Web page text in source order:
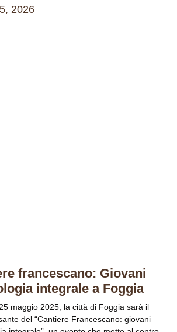
2026
francescano: Giovani
integrale a Foggia
maggio 2025, la città di Foggia sarà il
del “Cantiere Francescano: giovani